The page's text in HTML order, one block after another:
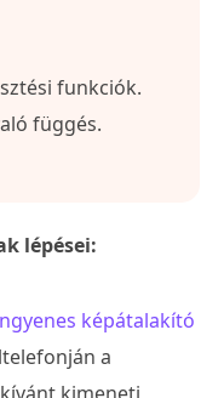
funkciók.
függés.
lépései:
képátalakító
a
kimeneti